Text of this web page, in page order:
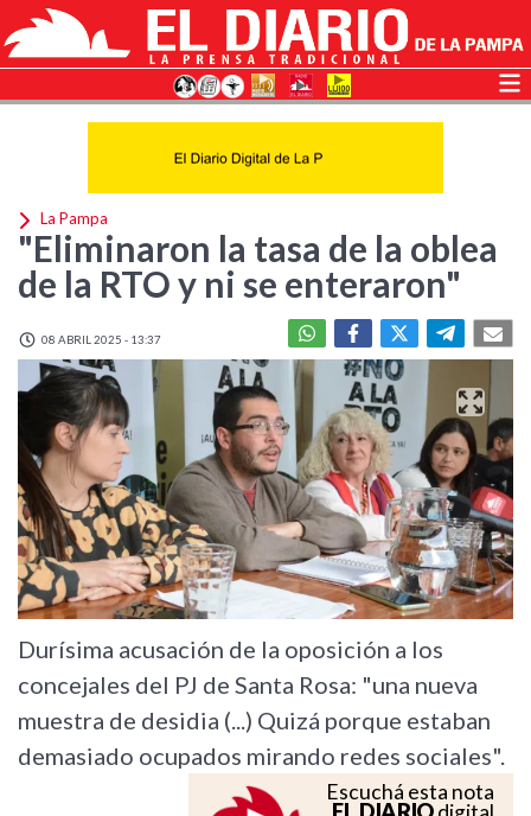
La Pampa
"Eliminaron la tasa de la oblea
de la RTO y ni se enteraron"
08 ABRIL 2025 - 13:37
Durísima acusación de la oposición a los
concejales del PJ de Santa Rosa: "una nueva
muestra de desidia (...) Quizá porque estaban
demasiado ocupados mirando redes sociales".
Escuchá esta nota